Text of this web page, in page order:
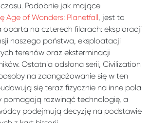
Podobnie jak mające
Age of Wonders: Planetfall, jest to
na czterech filarach: eksploracji
naszego państwa, eksploatacji
terenów oraz eksterminacji
Ostatnia odsłona serii, Civilization
na zaangażowanie się w ten
się teraz fizycznie na inne pola
pomagają rozwinąć technologię, a
podejmują decyzję na podstawie